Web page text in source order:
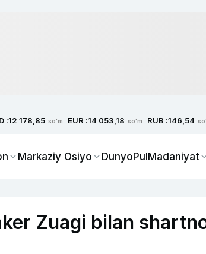
:12 178,85 so'm EUR :14 053,18 so'm RUB :146,54
Markaziy Osiyo DunyoPulMadaniyat
Zuagi bilan